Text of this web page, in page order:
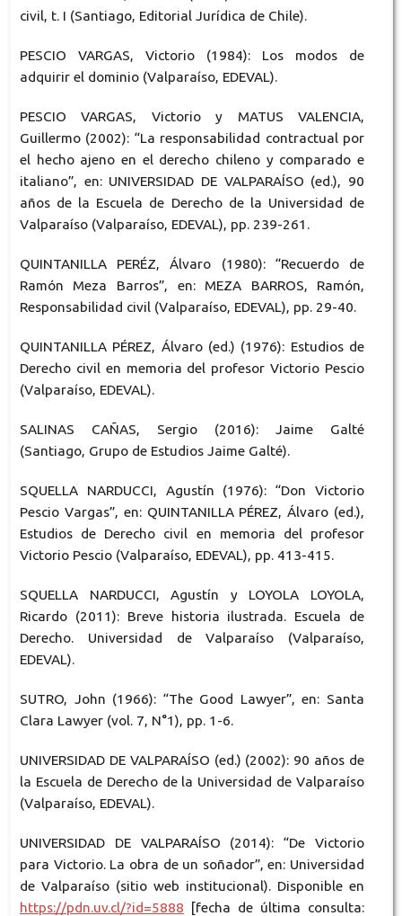
civil, t. I (Santiago, Editorial Jurídica de Chile).
PESCIO VARGAS, Victorio (1984): Los modos de
adquirir el dominio (Valparaíso, EDEVAL).
PESCIO VARGAS, Victorio y MATUS VALENCIA,
Guillermo (2002): “La responsabilidad contractual por
el hecho ajeno en el derecho chileno y comparado e
italiano”, en: UNIVERSIDAD DE VALPARAÍSO (ed.), 90
años de la Escuela de Derecho de la Universidad de
Valparaíso (Valparaíso, EDEVAL), pp. 239-261.
QUINTANILLA PERÉZ, Álvaro (1980): “Recuerdo de
Ramón Meza Barros”, en: MEZA BARROS, Ramón,
Responsabilidad civil (Valparaíso, EDEVAL), pp. 29-40.
QUINTANILLA PÉREZ, Álvaro (ed.) (1976): Estudios de
Derecho civil en memoria del profesor Victorio Pescio
(Valparaíso, EDEVAL).
SALINAS CAÑAS, Sergio (2016): Jaime Galté
(Santiago, Grupo de Estudios Jaime Galté).
SQUELLA NARDUCCI, Agustín (1976): “Don Victorio
Pescio Vargas”, en: QUINTANILLA PÉREZ, Álvaro (ed.),
Estudios de Derecho civil en memoria del profesor
Victorio Pescio (Valparaíso, EDEVAL), pp. 413-415.
SQUELLA NARDUCCI, Agustín y LOYOLA LOYOLA,
Ricardo (2011): Breve historia ilustrada. Escuela de
Derecho. Universidad de Valparaíso (Valparaíso,
EDEVAL).
SUTRO, John (1966): “The Good Lawyer”, en: Santa
Clara Lawyer (vol. 7, N°1), pp. 1-6.
UNIVERSIDAD DE VALPARAÍSO (ed.) (2002): 90 años de
la Escuela de Derecho de la Universidad de Valparaíso
(Valparaíso, EDEVAL).
UNIVERSIDAD DE VALPARAÍSO (2014): “De Victorio
para Victorio. La obra de un soñador”, en: Universidad
de Valparaíso (sitio web institucional). Disponible en
https://pdn.uv.cl/?id=5888 [fecha de última consulta: